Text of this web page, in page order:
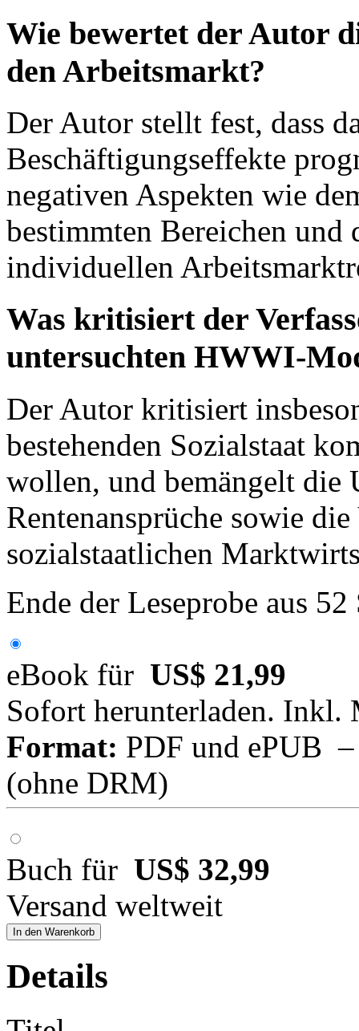
Wie bewertet der Autor
den Arbeitsmarkt?
Der Autor stellt fest, dass
Beschäftigungseffekte
negativen Aspekten wie
bestimmten Bereichen und
individuellen
Was kritisiert der
untersuchten HWWI-
Der Autor kritisiert
bestehenden Sozialstaat
wollen, und bemängelt die
Rentenansprüche sowie
sozialstaatlichen
Ende der Leseprobe aus
eBook für US$ 21,99
Sofort herunterladen. Inkl.
Format: PDF und ePUB
(ohne DRM)
Buch für US$ 32,99
Versand weltweit
In den Warenkorb
Details